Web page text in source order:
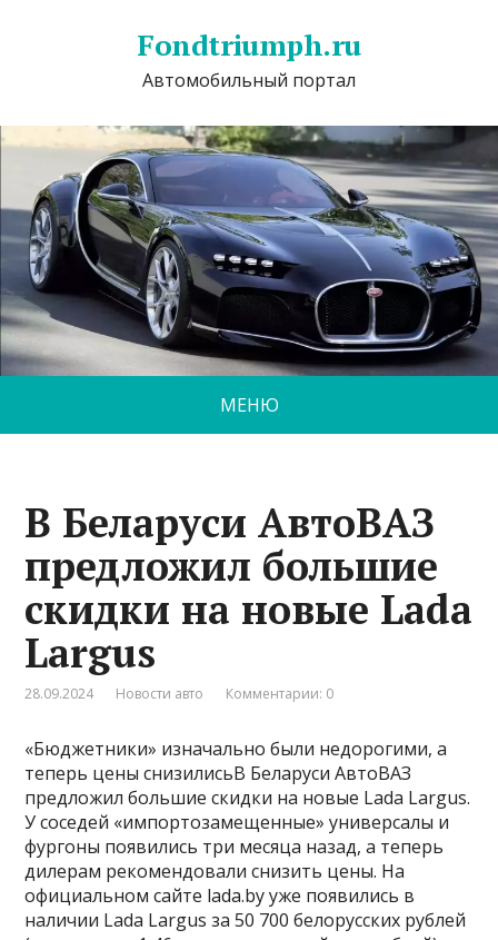
Fondtriumph.ru
Автомобильный портал
МЕНЮ
В Беларуси АвтоВАЗ
предложил большие
скидки на новые Lada
Largus
28.09.2024 Новости авто Комментарии: 0
«Бюджетники» изначально были недорогими, а
теперь цены снизилисьВ Беларуси АвтоВАЗ
предложил большие скидки на новые Lada Largus.
У соседей «импортозамещенные» универсалы и
фургоны появились три месяца назад, а теперь
дилерам рекомендовали снизить цены. На
официальном сайте lada.by уже появились в
наличии Lada Largus за 50 700 белорусских рублей